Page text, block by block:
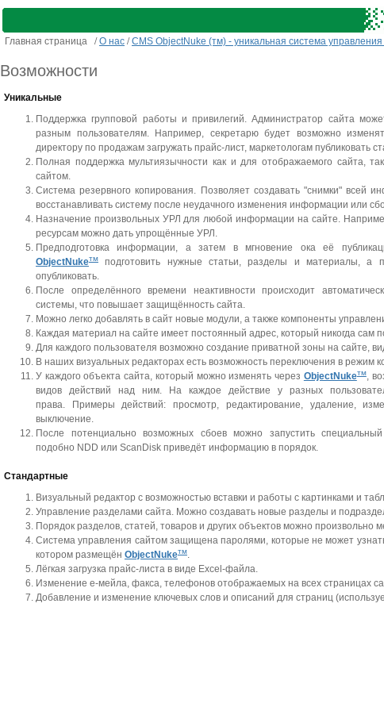
Главная страница /О нас /CMS ObjectNuke (тм) - уникальная система
Возможности
Уникальные
Поддержка групповой работы и привилегий. Администратор сайта
разным пользователям. Например, секретарю будет возможно
директору по продажам загружать прайс-лист, маркетологам публиковать
Полная поддержка мультиязычности как и для отображаемого сайта,
сайтом.
Система резервного копирования. Позволяет создавать "снимки" всей
восстанавливать систему после неудачного изменения информации или
Назначение произвольных УРЛ для любой информации на сайте.
ресурсам можно дать упрощённые УРЛ.
Предподготовка информации, а затем в мгновение ока её
ObjectNukeтмподготовить нужные статьи, разделы и материалы, а
опубликовать.
После определённого времени неактивности происходит
системы, что повышает защищённость сайта.
Можно легко добавлять в сайт новые модули, а также компоненты
Каждая материал на сайте имеет постоянный адрес, который никогда сам
Для каждого пользователя возможно создание приватной зоны на сайте,
В наших визуальных редакторах есть возможность переключения в режим
У каждого объекта сайта, который можно изменять через ObjectNukeтм,
видов действий над ним. На каждое действие у разных
права. Примеры действий: просмотр, редактирование, удаление,
выключение.
После потенциально возможных сбоев можно запустить
подобно NDD или ScanDisk приведёт информацию в порядок.
Стандартные
Визуальный редактор с возможностью вставки и работы с картинками и
Управление разделами сайта. Можно создавать новые разделы и
Порядок разделов, статей, товаров и других объектов можно произвольно
Система управления сайтом защищена паролями, которые не может
котором размещён ObjectNukeтм.
Лёгкая загрузка прайс-листа в виде Excel-файла.
Изменение е-мейла, факса, телефонов отображаемых на всех страницах
Добавление и изменение ключевых слов и описаний для страниц